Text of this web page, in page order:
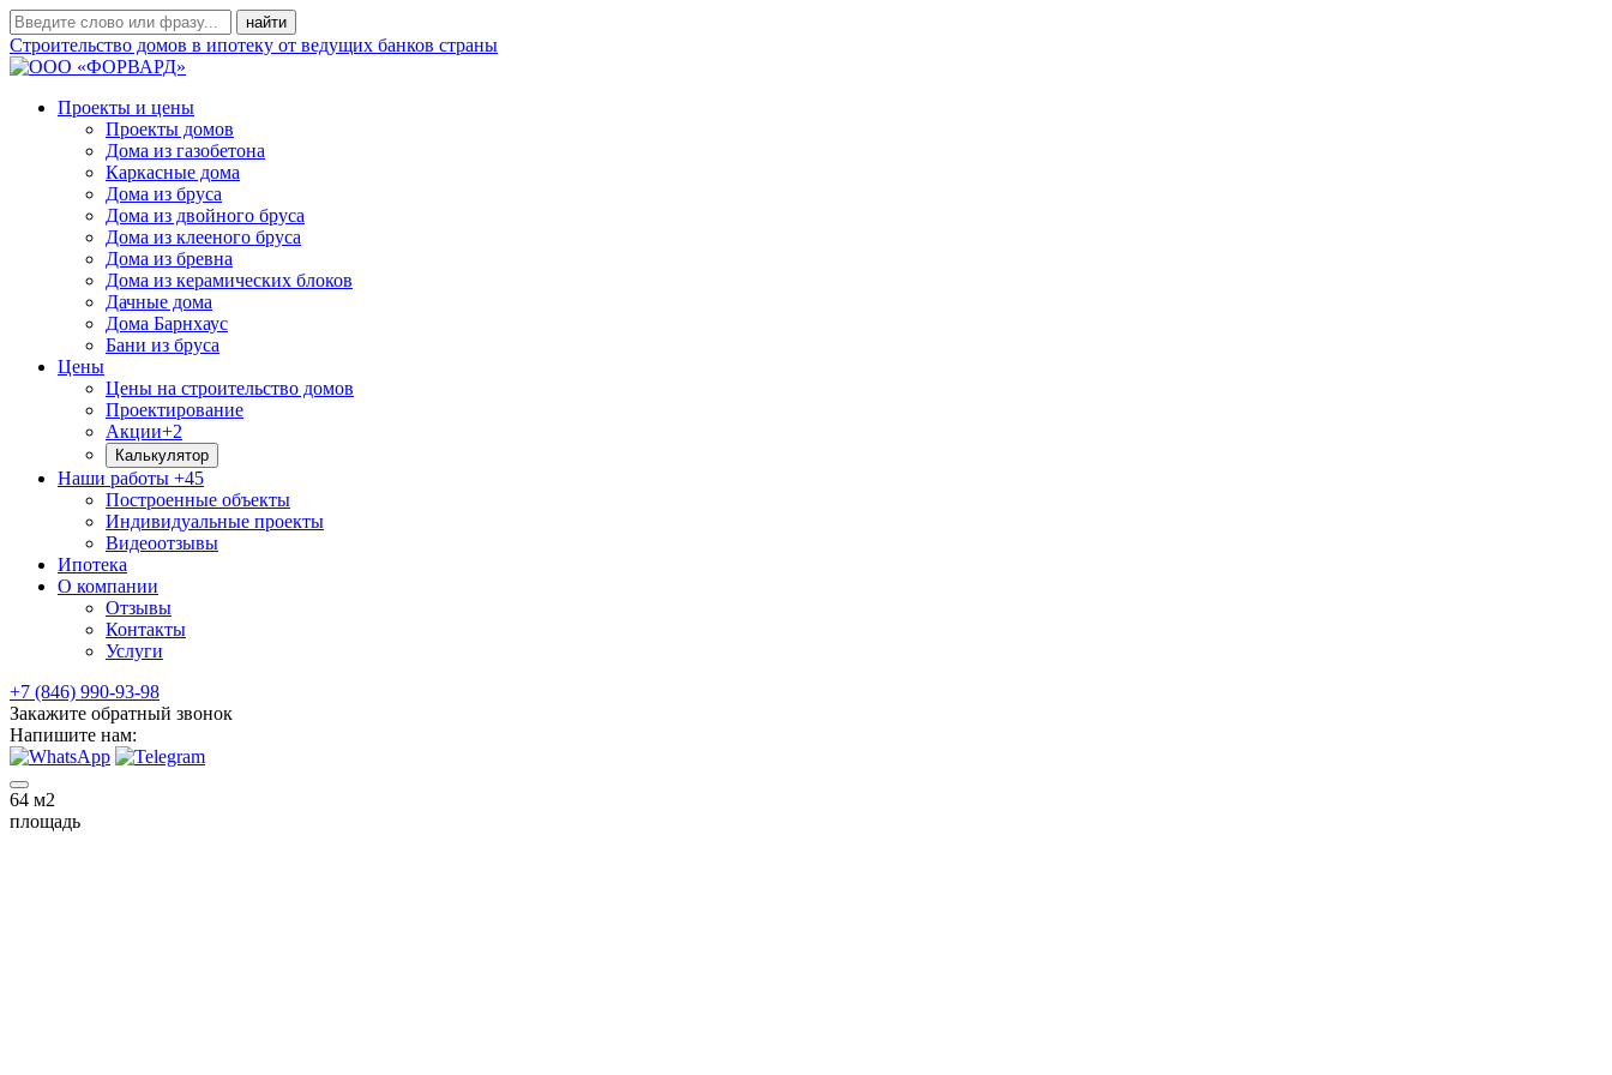
Строительство домов в ипотеку от ведущих банков страны
Проекты и цены
Проекты домов
Дома из газобетона
Каркасные дома
Дома из бруса
Дома из двойного бруса
Дома из клееного бруса
Дома из бревна
Дома из керамических блоков
Дачные дома
Дома Барнхаус
Бани из бруса
Цены
Цены на строительство домов
Проектирование
Акции+2
Калькулятор
Наши работы +45
Построенные объекты
Индивидуальные проекты
Видеоотзывы
Ипотека
О компании
Отзывы
Контакты
Услуги
+7 (846) 990-93-98
Закажите обратный звонок
Напишите нам:
64 м2
площадь